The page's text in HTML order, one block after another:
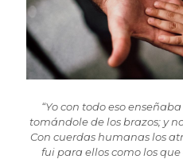
“Yo con todo eso
tomándole de los brazos; y
Con cuerdas humanas los
fui para ellos como los